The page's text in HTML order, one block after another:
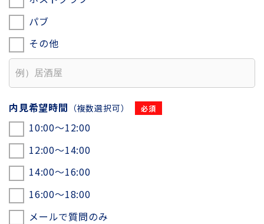
パブ
その他
内見希望時間 （複数選択可）
10:00〜12:00
12:00〜14:00
14:00〜16:00
16:00〜18:00
メールで質問のみ